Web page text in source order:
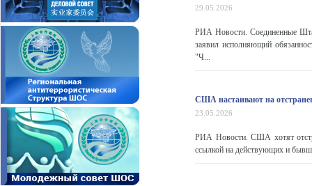
29.05.2026
РИА Новости. Соединенные
заявил исполняющий
"Ч...
США настаивают на
23.05.2026
РИА Новости. США хотят
ссылкой на действующих и